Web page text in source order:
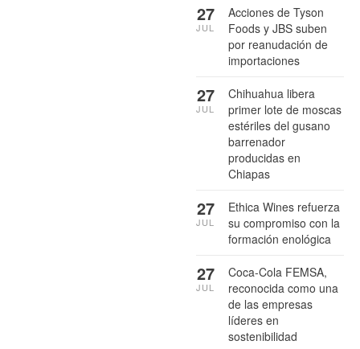
Acciones de Tyson
Foods y JBS suben
por reanudación de
importaciones
27
JUL
Chihuahua libera
primer lote de moscas
estériles del gusano
barrenador
producidas en
Chiapas
27
JUL
Ethica Wines refuerza
su compromiso con la
formación enológica
27
JUL
Coca-Cola FEMSA,
reconocida como una
de las empresas
líderes en
sostenibilidad
27
JUL